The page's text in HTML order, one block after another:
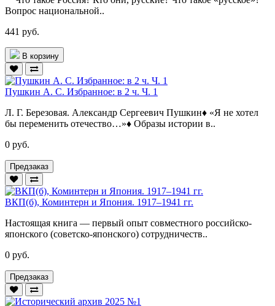
Вопрос национальной..
441 руб.
В корзину
Пушкин А. С. Избранное: в 2 ч. Ч. 1
Л. Г. Березовая. Александр Сергеевич Пушкин♦ «Я не хотел
бы переменить отечество…»♦ Образы истории в..
0 руб.
Предзаказ
ВКП(б), Коминтерн и Япония. 1917–1941 гг.
Настоящая книга — первый опыт совместного российско-
японского (советско-японского) сотрудничеств..
0 руб.
Предзаказ